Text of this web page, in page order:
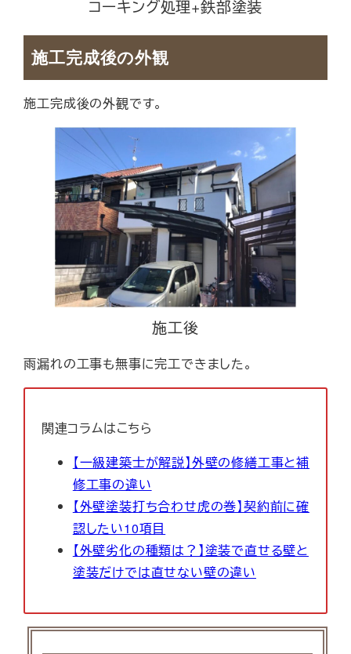
コーキング処理+鉄部塗装
施工完成後の外観
施工完成後の外観です。
施工後
雨漏れの工事も無事に完工できました。
関連コラムはこちら
【一級建築士が解説】外壁の修繕工事と補
修工事の違い
【外壁塗装打ち合わせ虎の巻】契約前に確
認したい10項目
【外壁劣化の種類は？】塗装で直せる壁と
塗装だけでは直せない壁の違い